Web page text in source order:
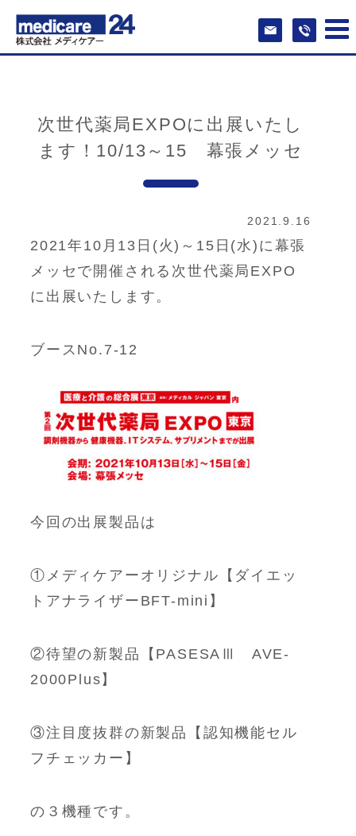
次世代薬局EXPOに出展いたし
ます！10/13～15 幕張メッセ
2021.9.16
2021年10月13日(火)～15日(水)に幕張
メッセで開催される次世代薬局EXPO
に出展いたします。
ブースNo.7-12
今回の出展製品は
①メディケアーオリジナル【ダイエッ
トアナライザーBFT-mini】
②待望の新製品【PASESAⅢ AVE-
2000Plus】
③注目度抜群の新製品【認知機能セル
フチェッカー】
の３機種です。